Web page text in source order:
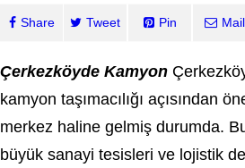
Share Tweet Pin Mail
Çerkezköyde Kamyon
kamyon taşımacılığı açısından
merkez haline gelmiş durumda.
büyük sanayi tesisleri ve lojistik